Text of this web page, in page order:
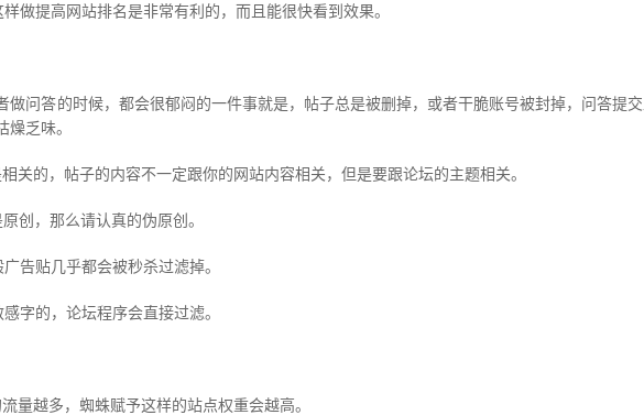
提高网站排名是非常有利的，而且能很快看到效果。
答的时候，都会很郁闷的一件事就是，帖子总是被删掉，或者干脆账号被封掉，问答提
乏味。
的，帖子的内容不一定跟你的网站内容相关，但是要跟论坛的主题相关。
，那么请认真的伪原创。
贴几乎都会被秒杀过滤掉。
的，论坛程序会直接过滤。
越多，蜘蛛赋予这样的站点权重会越高。